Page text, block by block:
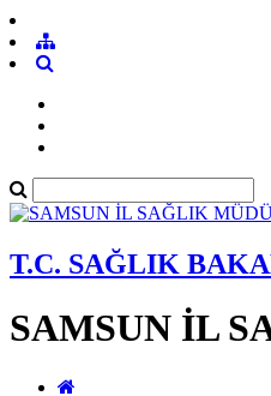
T.C. SAĞLIK
SAMSUN İL